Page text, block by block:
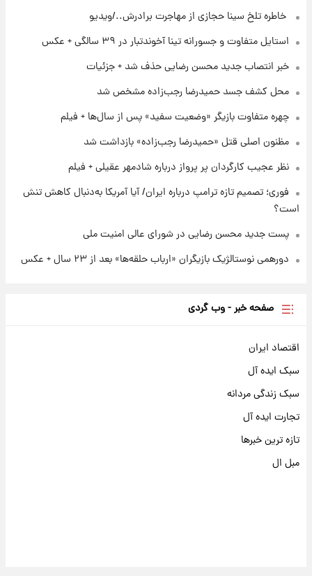
۱۹ ساعت پیش
خبر انتصاب جدید محسن رضایی حذف شد +
جزئیات
پست جدید محسن رضایی در شورای عالی امنیت
ملی
⁨ خاطره تلخ سینا حجازی از مهاجرت برادرش../ویدیو
استایل متفاوت و جسورانه تینا آخوندتبار در ۳۹ سالگی + عکس
خبر انتصاب جدید محسن رضایی حذف شد + جزئیات
محل کشف جسد حمیدرضا رجب‌زاده مشخص شد
چهره متفاوت بازیگر «وضعیت سفید» پس از سال‌ها + فیلم
مظنون اصلی قتل «حمیدرضا رجب‌زاده» بازداشت شد
نظر عجیب کارگردان پر پرواز درباره شادمهر عقیلی + فیلم
فوری؛ تصمیم تازه ترامپ درباره ایران/ آیا آمریکا به‌دنبال کاهش تنش
است؟
پست جدید محسن رضایی در شورای عالی امنیت ملی
دورهمی نوستالژیک بازیگران «ارباب حلقه‌ها» بعد از ۲۳ سال + عکس
صفحه خبر - وب گردی
اقتصاد ایران
سبک ایده آل
سبک زندگی مردانه
تجارت ایده آل
تازه ترین خبرها
مبل ال